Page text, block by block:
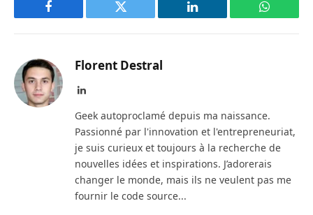
Facebook Twitter LinkedIn
Florent Destral
LinkedIn
Geek autoproclamé depuis ma naissance.
Passionné par l'innovation et l'entrepreneuriat,
je suis curieux et toujours à la recherche de
nouvelles idées et inspirations. J’adorerais
changer le monde, mais ils ne veulent pas me
fournir le code source...